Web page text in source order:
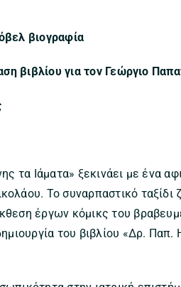
βιογραφία
βιβλίου για τον Γεώργιο
τα Ιάματα» ξεκινάει με ένα
Το συναρπαστικό ταξίδι
έργων κόμικς του
του βιβλίου «Δρ.